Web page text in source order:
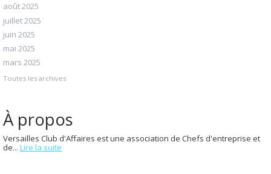
août 2025
juillet 2025
juin 2025
mai 2025
mars 2025
Toutes les archives
À propos
Versailles Club d'Affaires est une association de Chefs d'entreprise et
de... Lire la suite